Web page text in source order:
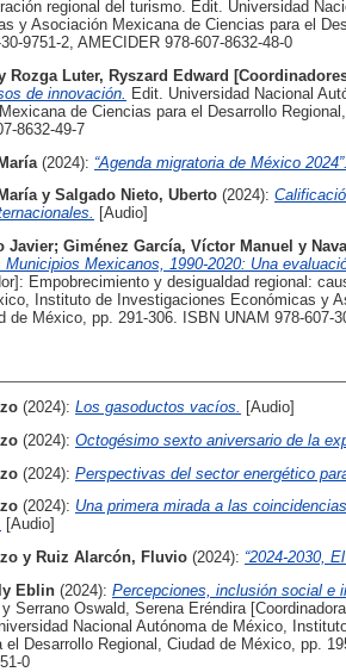
regional del turismo. Edit. Universidad
y Asociación Mexicana de Ciencias para el
9751-2, AMECIDER 978-607-8632-48-0
Rozga Luter, Ryszard Edward
de innovación.
Edit. Universidad Nacional
de Ciencias para el Desarrollo
8632-49-7
(2024): “Agenda migratoria de México
y Salgado Nieto, Uberto (2024):
[Audio]
Javier; Giménez García, Víctor Manuel y
Mexicanos, 1990-2020: Una
Empobrecimiento y desigualdad regional:
Instituto de Investigaciones Económicas y
de México, pp. 291-306. ISBN UNAM 978-607-
(2024): Los gasoductos vacíos.
[Audio]
(2024): Octogésimo sexto aniversario de la
(2024): Perspectivas del sector energético
(2024): Una primera mirada a las
[Audio]
y Ruiz Alarcón, Fluvio (2024): “2024-2030,
Eblin (2024): Percepciones, inclusión social e
Serrano Oswald, Serena Eréndira
Nacional Autónoma de México,
el Desarrollo Regional, Ciudad de México, pp.
0